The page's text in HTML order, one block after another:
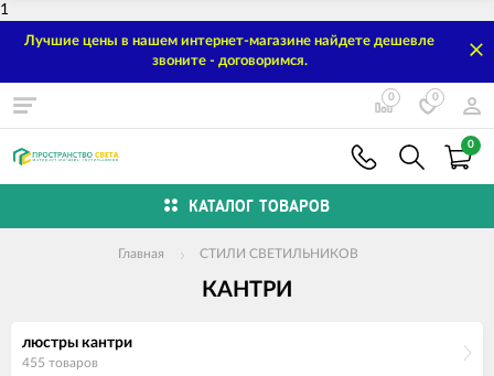
1
Лучшие цены в нашем интернет-магазине найдете дешевле
звоните - договоримся.
0 0
0
КАТАЛОГ ТОВАРОВ
Главная СТИЛИ СВЕТИЛЬНИКОВ
КАНТРИ
люстры кантри
455 товаров